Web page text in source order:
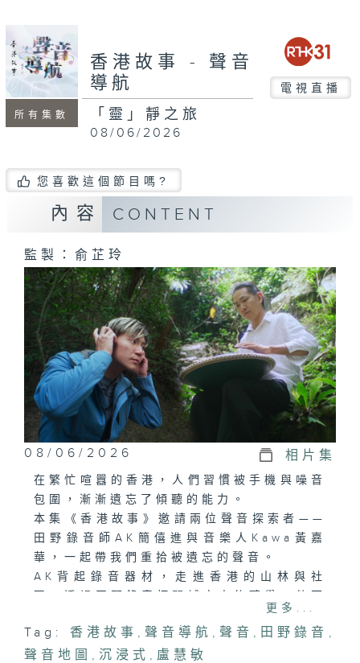
6
seconds
所有集數
香港故事 - 聲音
導航
電視直播
「靈」靜之旅
08/06/2026
您喜歡這個節目嗎?
內容 CONTENT
監製：俞芷玲
08/06/2026 相片集
在繁忙喧囂的香港，人們習慣被手機與噪音
包圍，漸漸遺忘了傾聽的能力。
本集《香港故事》邀請兩位聲音探索者——
田野錄音師AK簡僖進與音樂人Kawa黃嘉
華，一起帶我們重拾被遺忘的聲音。
AK背起錄音器材，走進香港的山林與社
僅製作香港專屬的聲音地圖，記錄香港山林
間的獨特聲景，更透過工作坊與社區項目，
讓參與者重新發現身邊被忽略的蟬鳴、流水
更多...
Tag: 香港故事 , 聲音導航 , 聲音 , 田野錄音 ,
聲音地圖 ,沉浸式 , 盧慧敏